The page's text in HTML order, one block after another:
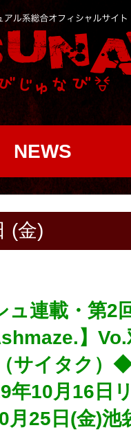
NEWS
(金)
ュ連載・第2
】
サイタク）
年10月16日
月25日(金)池